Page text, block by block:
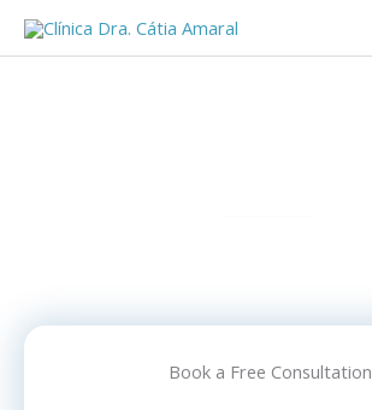
Book a Free Consultation